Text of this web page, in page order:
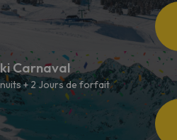
Carnaval
+ 2 Jours de forfait